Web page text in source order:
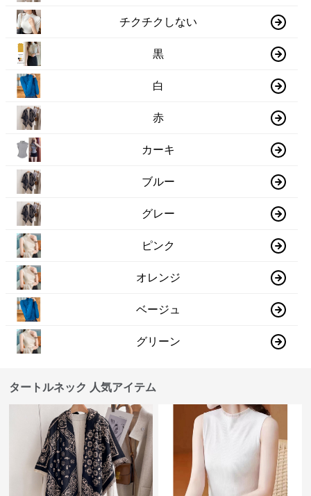
チクチクしない
黒
白
赤
カーキ
ブルー
グレー
ピンク
オレンジ
ベージュ
グリーン
タートルネック 人気アイテム